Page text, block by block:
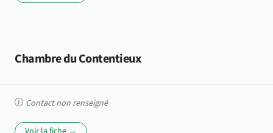
Chambre du Contentieux
Contact non renseigné